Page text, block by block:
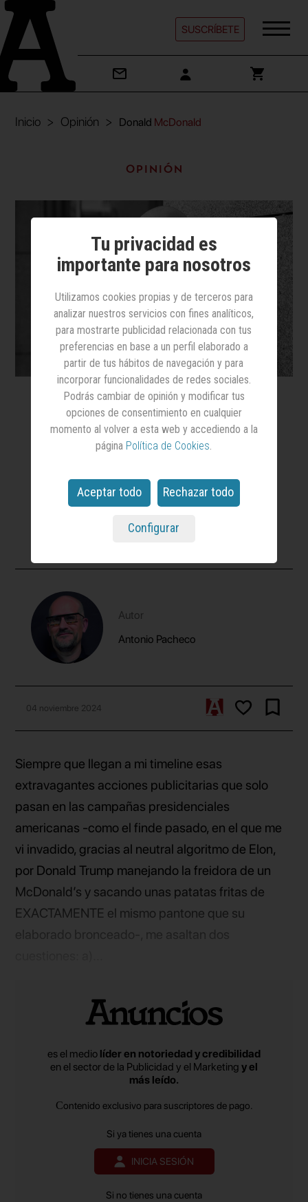
SUSCRÍBETE
Inicio Opinión Donald McDonald
Opinión
DonaldMcDonald
campañas el retorno de una disciplina
que está en desuso: el beso a bebés
Autor
Antonio Pacheco
04 noviembre 2024
Siempre que llegan a mi timeline esas
extravagantes acciones publicitarias que solo
pasan en las campañas presidenciales
americanas -como el finde pasado, en el que me
vi invadido, gracias al neutral algoritmo de Elon,
por Donald Trump manejando la freidora de un
McDonald’s y sacando unas patatas fritas de
EXACTAMENTE el mismo pantone que su
elaborado bronceado-, me asaltan dos
es el medio líder en notoriedad y credibilidad
en el sector de la Publicidad y el Marketing y el
más leído.
Contenido exclusivo para suscriptores de pago.
Si ya tienes una cuenta
INICIA SESIÓN
Si no tienes una cuenta
Tu privacidad es
importante para nosotros
Utilizamos cookies propias y de terceros para
analizar nuestros servicios con fines analíticos,
para mostrarte publicidad relacionada con tus
preferencias en base a un perfil elaborado a
partir de tus hábitos de navegación y para
incorporar funcionalidades de redes sociales.
Podrás cambiar de opinión y modificar tus
opciones de consentimiento en cualquier
momento al volver a esta web y accediendo a la
página Política de Cookies
Aceptar todo Rechazar todo
Configurar